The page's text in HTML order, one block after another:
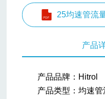
25均速管流
产品
产品品牌：Hitrol
产品类型：均速管